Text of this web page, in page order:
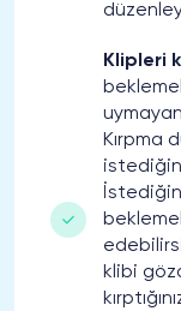
Klipleri
uymayan
Kırpma
klibi